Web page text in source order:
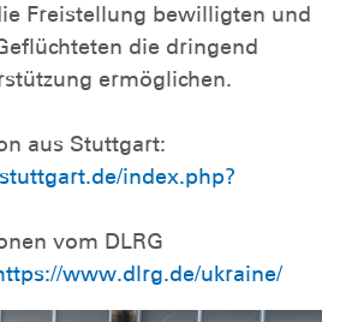
Freistellung bewilligten und
die dringend
ermöglichen.
aus Stuttgart:
index.php?
vom DLRG
www.dlrg.de/ukraine/